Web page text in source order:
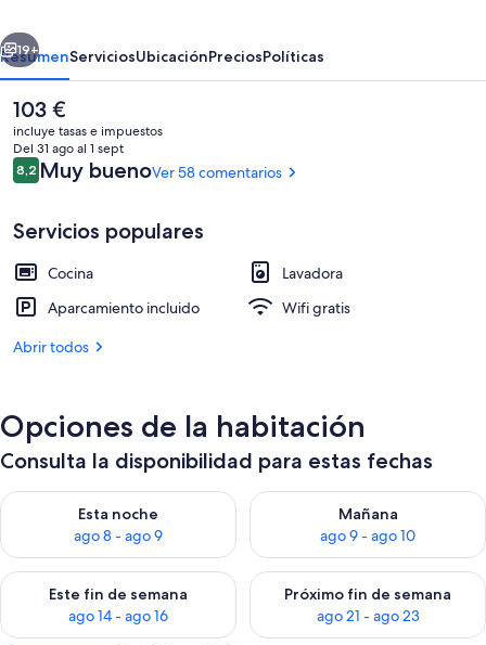
Apartamento superior, 1 habitación
Siguiente
19+
ResumenServiciosUbicaciónPreciosPolíticas
El
precio
actual
es
de
103 €
incluye tasas e impuestos
Del 31 ago al 1 sept
Comentarios
8,28,2 de 10
Muy buenoVer 58 comentarios
Servicios populares
Cocina
Lavadora
Aparcamiento incluido
Wifi gratis
Abrir todos
Opciones de la habitación
Consulta la disponibilidad para estas fechas
Esta noche
ago 8 - ago 9
Consulta la disponibilidad para esta noche, ago 8 - ago 9
Mañana
ago 9 - ago 10
Consulta la disponibilidad
Este fin de semana
ago 14 - ago 16
Consulta la disponibilidad para este fin de semana, ago 14 -
Próximo fin de semana
ago 21 - ago 23
Consulta la disponibilidad